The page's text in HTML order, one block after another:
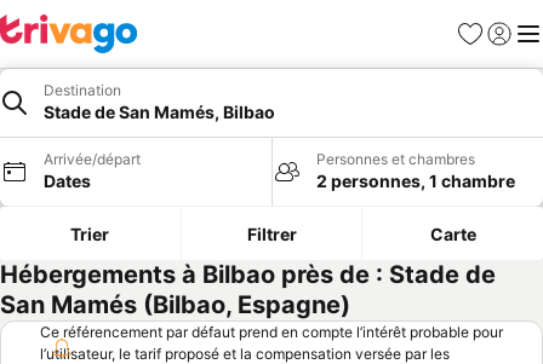
Favoris
Se
Destination
Stade de San Mamés, Bilbao
Arrivée/départ
Dates
Personnes et chambres
2 personnes, 1 chambre
Trier Filtrer Carte
Hébergements à Bilbao près de : Stade de
San Mamés (Bilbao, Espagne)
Ce référencement par défaut prend en compte l’intérêt probable pour
l’utilisateur, le tarif proposé et la compensation versée par les